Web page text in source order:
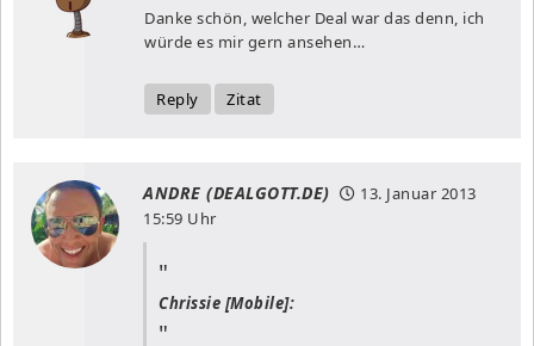
Danke schön, welcher Deal war das denn, ich
würde es mir gern ansehen…
Reply Zitat
ANDRE (DEALGOTT.DE)
13. Januar 2013
15:59 Uhr
Chrissie [Mobile]: